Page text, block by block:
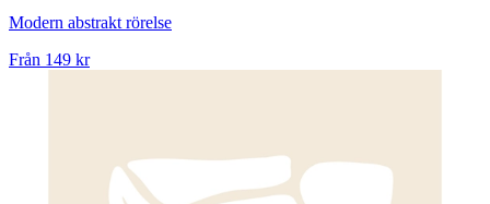
Modern abstrakt rörelse
Från 149 kr